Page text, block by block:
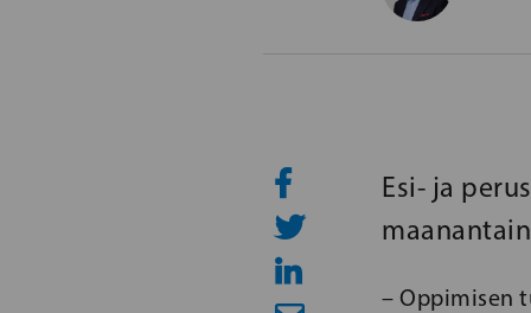
Esi- ja
– Oppimisen